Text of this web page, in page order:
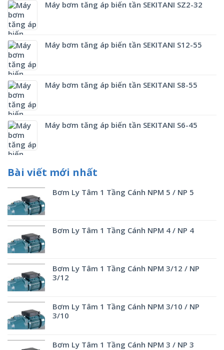
Máy bơm tăng áp biến tần SEKITANI SZ2-32
Máy bơm tăng áp biến tần SEKITANI S12-55
Máy bơm tăng áp biến tần SEKITANI S8-55
Máy bơm tăng áp biến tần SEKITANI S6-45
Bài viết mới nhất
Bơm Ly Tâm 1 Tầng Cánh NPM 5 / NP 5
Bơm Ly Tâm 1 Tầng Cánh NPM 4 / NP 4
Bơm Ly Tâm 1 Tầng Cánh NPM 3/12 / NP
3/12
Bơm Ly Tâm 1 Tầng Cánh NPM 3/10 / NP
3/10
Bơm Ly Tâm 1 Tầng Cánh NPM 3 / NP 3